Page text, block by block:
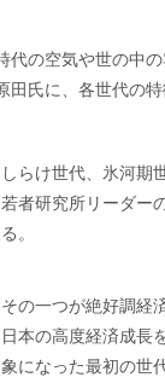
代の空気や世の中
氏に、各世代の
しらけ世代、氷河期
若者研究所リーダー
る。
その一つが絶好調経
日本の高度経済成長
象になった最初の世